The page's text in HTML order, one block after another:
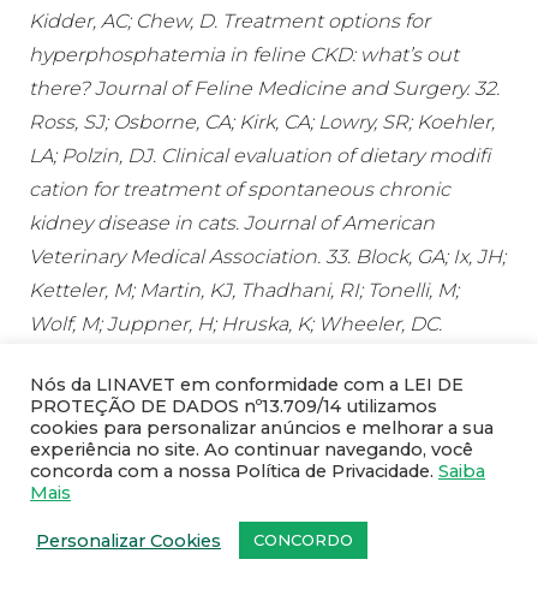
Kidder, AC; Chew, D. Treatment options for
hyperphosphatemia in feline CKD: what’s out
there? Journal of Feline Medicine and Surgery. 32.
Ross, SJ; Osborne, CA; Kirk, CA; Lowry, SR; Koehler,
LA; Polzin, DJ. Clinical evaluation of dietary modifi
cation for treatment of spontaneous chronic
kidney disease in cats. Journal of American
Veterinary Medical Association. 33. Block, GA; Ix, JH;
Ketteler, M; Martin, KJ, Thadhani, RI; Tonelli, M;
Wolf, M; Juppner, H; Hruska, K; Wheeler, DC.
Scientifi c Symposium Sponsored by the National
Kidney Foundation. American Journal of Kidney
Disease. 34. Gorman, E. Spurious Results in Mineral
and Electrolyte Analysis. Veterinary Clinics of North
America: Small Animal Practice.
Nós da LINAVET em conformidade com a LEI DE
PROTEÇÃO DE DADOS nº13.709/14 utilizamos
cookies para personalizar anúncios e melhorar a sua
experiência no site. Ao continuar navegando, você
concorda com a nossa Política de Privacidade. Saiba
Mais
Personalizar Cookies CONCORDO